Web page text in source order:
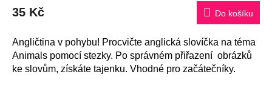
35 Kč Do košíku
Angličtina v pohybu! Procvičte anglická slovíčka na téma
Animals pomocí stezky. Po správném přiřazení obrázků
ke slovům, získáte tajenku. Vhodné pro začátečníky.